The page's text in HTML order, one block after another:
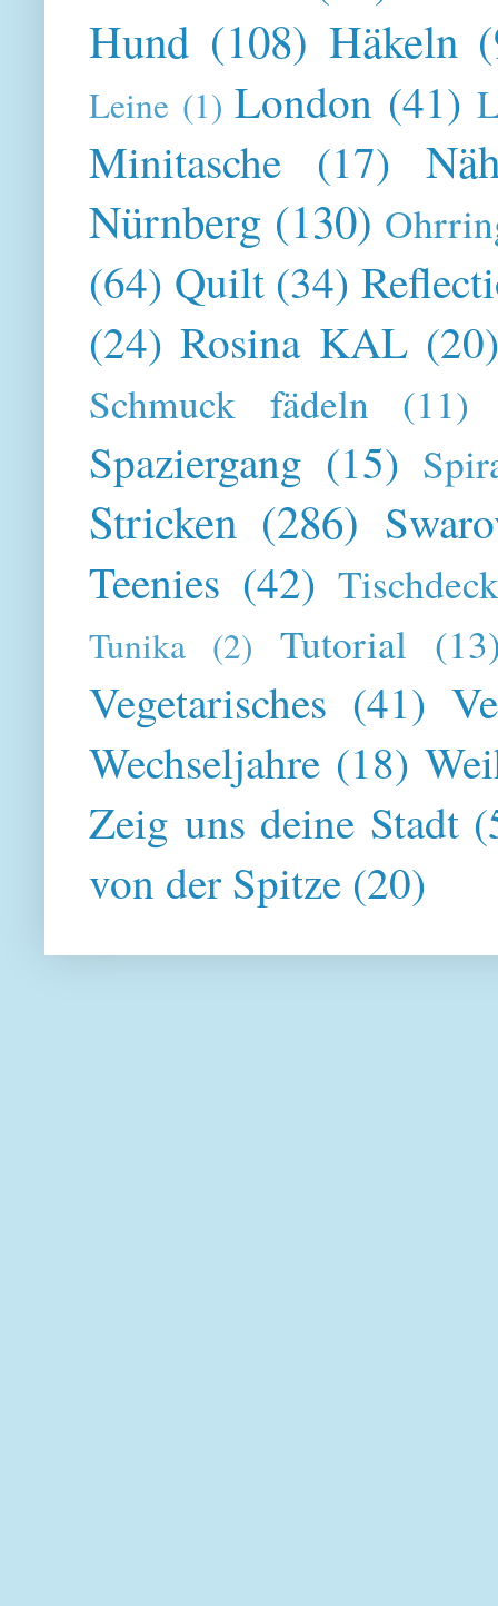
Hund (108) Häkeln
Leine (1) London (41)
Minitasche (17)
Nürnberg (130)
(64) Quilt (34)
(24) Rosina KAL
Schmuck fädeln (11)
Spaziergang (15)
Stricken (286)
Teenies (42)
Tunika (2) Tutorial
Vegetarisches (41)
Wechseljahre (18)
Zeig uns deine Stadt
von der Spitze (20)